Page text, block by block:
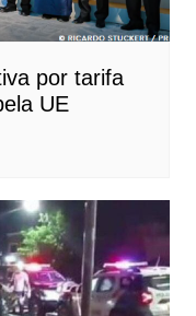
por tarifa
UE